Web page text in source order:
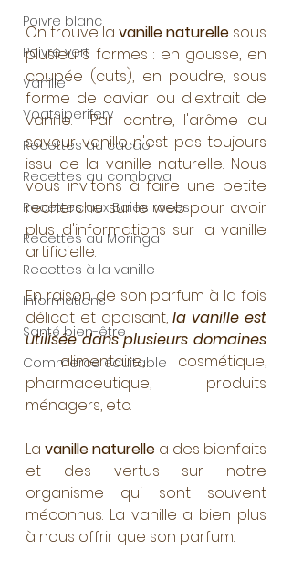
Poivre blanc
Poivre vert
Vanille
Voatsiperifery
Recettes au cacao
Recettes au combava
Recettes aux Baies roses
Recettes au Moringa
Recettes à la vanille
Informations
Santé bien-être
Commerce équitable
On trouve la vanille naturelle sous
plusieurs formes : en gousse, en
coupée (cuts), en poudre, sous
forme de caviar ou d'extrait de
vanille.  Par contre, l'arôme ou
saveur vanille n'est pas toujours
issu de la vanille naturelle. Nous
vous invitons à faire une petite
recherche sur le web pour avoir
plus d'informations sur la vanille
artificielle.
En raison de son parfum à la fois
délicat et apaisant, la vanille est
utilisée dans plusieurs domaines
: alimentaire, cosmétique,
pharmaceutique, produits
ménagers, etc.
La vanille naturelle a des bienfaits
et des vertus sur notre
organisme qui sont souvent
méconnus. La vanille a bien plus
à nous offrir que son parfum.